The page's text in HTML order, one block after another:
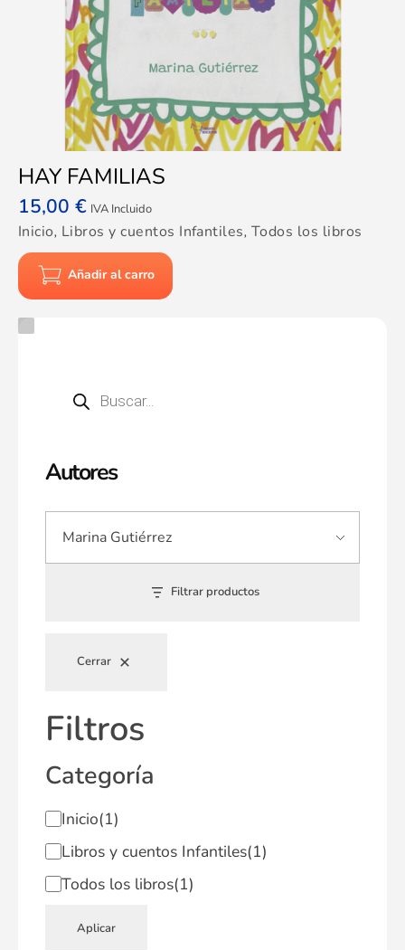
Autores
Filtrar productos
Cerrar
Filtros
Categoría
Inicio(1)
Libros y cuentos Infantiles(1)
Todos los libros(1)
Aplicar
HAY FAMILIAS
15,00 € IVA Incluido
Inicio, Libros y cuentos Infantiles, Todos los libros
Añadir al carro